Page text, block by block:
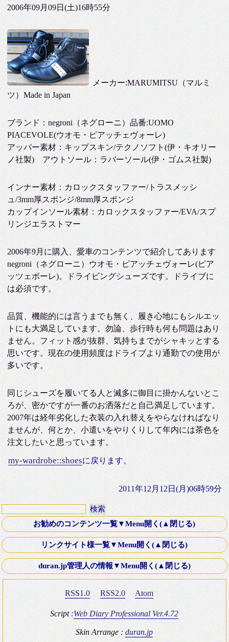
2006年09月09日(土)16時55分
メーカー:MARUMITSU（マルミ
ツ）Made in Japan
ブランド：negroni（ネグローニ）品番:UOMO
PIACEVOLE(ウオモ・ピアッチェヴォーレ)
アッパー素材：キップスキン/テクノソフト(伊・キオリー
ノ社製) アウトソール：ラバーソール(伊・ゴムス社製)
インナー素材：カロックスタッファー/トラスメッシ
ュ/3mm厚スポンジ/8mm厚スポンジ
カップインソール素材：カロックスタッファー/EVA/スプ
リンジエラストマー
2006年9月に購入、愛車のコンテンツで紹介してあります
negroni（ネグローニ）ウオモ・ピアッチェヴォーレ(ピア
ッツェボーレ)。ドライビングシューズです。ドライブに
は必須です。
品質、機能的には言うまでも無く、履き心地にもシルエッ
トにも大満足しています。勿論、歩行時も何も問題はあり
ません。フィット感が抜群、気持ちまでがシャキッとする
思いです。現在の使用頻度はドライブより通勤での使用が
多いです。
同じシューズを履いてる人と滅多に御目に掛かんないとこ
ろが、密かですが一番のお洒落だと自己満足しています。
2007年は経年劣化した衣装の入れ替えをやらなければなり
ませんが、何とか、小遣いをやりくりして年内には茶色を
注文したいと思っています。
my-wardrobe::shoesに戻ります。
2011年12月12日(月)06時59分
お勧めのコンテンツ一覧▼Menu開く(▲閉じる)
第十八話・外伝「Down ！」K氏より寄稿
Old Fashioned Love Songシリーズ
映画 いつかA列車に乗って 2003年
ミステリースポット10 青木が原樹海・夜の国道139号線
復刻版 itt-your-a! その8 僕はブッシュマン＾＾
リンクサイト様一覧▼Menu開く(▲閉じる)
文芸Webサーチ
K-電子計算機同好会
Four Silver Rings
Brown_eyes Hobby Square
ＴＲＡＤ（トラッド）のHP
duran.jp管理人の情報▼Menu開く(▲閉じる)
duran.jp管理人の情報
RSS1.0 RSS2.0 Atom
Script :Web Diary Professional Ver.4.72
Skin Arrange :duran.jp